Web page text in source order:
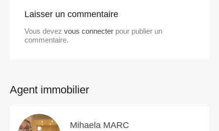
Laisser un commentaire
Vous devez vous connecter pour publier un
commentaire.
Agent immobilier
Mihaela MARC